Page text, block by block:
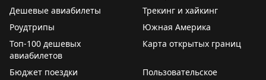
Дешевые авиабилеты
Трекинг и хайкинг
Роудтрипы
Южная Америка
Топ-100 дешевых
авиабилетов
Карта открытых границ
Бюджет поездки
Пользовательское